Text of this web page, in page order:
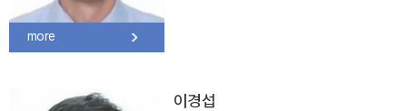
more
이경섭